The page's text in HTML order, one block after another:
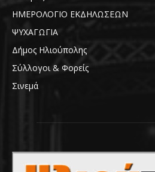
ΗΜΕΡΟΛΟΓΙΟ ΕΚΔΗΛΩΣΕΩΝ
ΨΥΧΑΓΩΓΙΑ
Δήμος Ηλιούπολης
Σύλλογοι & Φορείς
Σινεμά